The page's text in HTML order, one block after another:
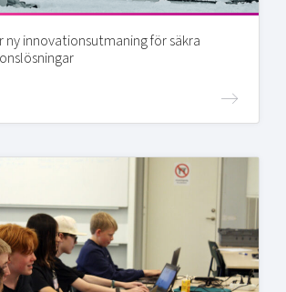
ny innovationsutmaning för säkra